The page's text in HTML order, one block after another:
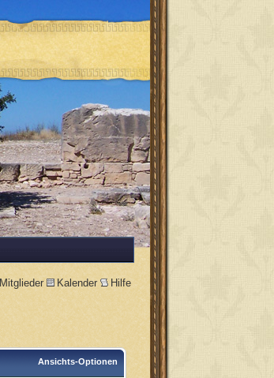
Mitglieder Kalender Hilfe
Ansichts-Optionen